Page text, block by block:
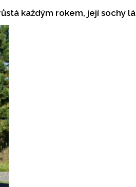
se rozrůstá každým rokem, její